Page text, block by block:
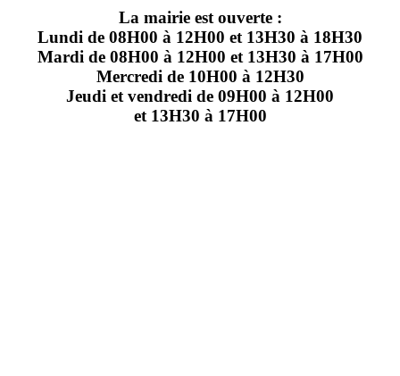
La mairie est ouverte :
Lundi de 08H00 à 12H00 et 13H30 à 18H30
Mardi de 08H00 à 12H00 et 13H30 à 17H00
Mercredi de 10H00 à 12H30
Jeudi et vendredi de 09H00 à 12H00
et 13H30 à 17H00